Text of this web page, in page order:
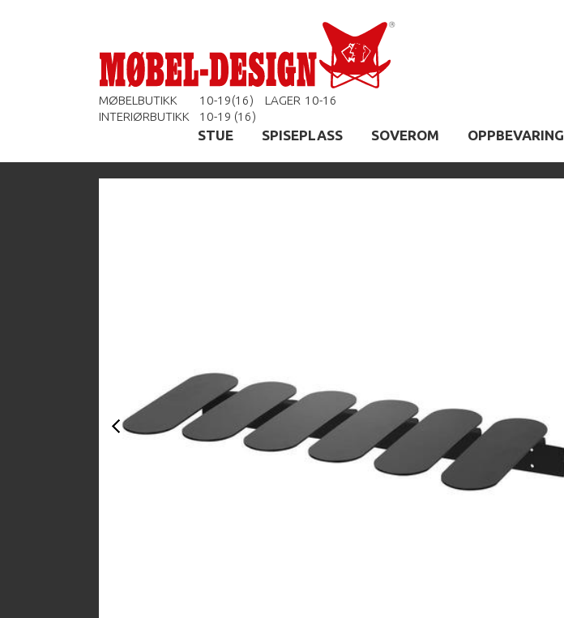
MØBELBUTIKK 10-19(16) LAGER 10-16
INTERIØRBUTIKK
10-19 (16)
STUE SPISEPLASS SOVEROM OPPBEVARING